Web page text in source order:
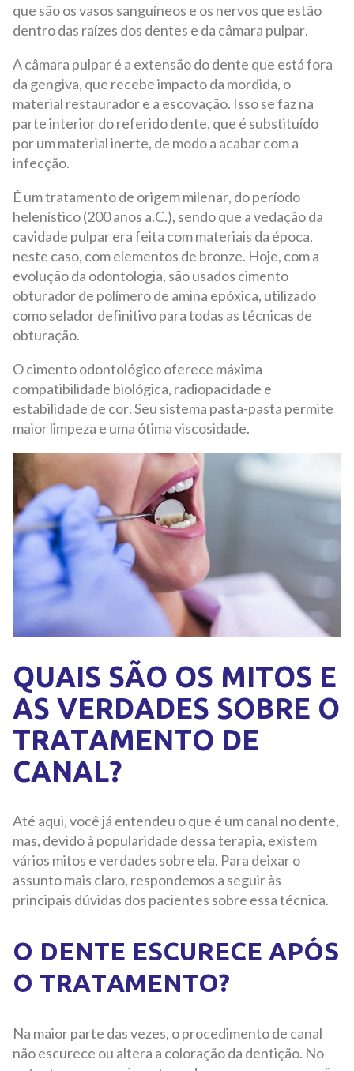
que são os vasos sanguíneos e os nervos que estão
dentro das raízes dos dentes e da câmara pulpar.
A câmara pulpar é a extensão do dente que está fora
da gengiva, que recebe impacto da mordida, o
material restaurador e a escovação. Isso se faz na
parte interior do referido dente, que é substituído
por um material inerte, de modo a acabar com a
infecção.
É um tratamento de origem milenar, do período
helenístico (200 anos a.C.), sendo que a vedação da
cavidade pulpar era feita com materiais da época,
neste caso, com elementos de bronze. Hoje, com a
evolução da odontologia, são usados cimento
obturador de polímero de amina epóxica, utilizado
como selador definitivo para todas as técnicas de
obturação.
O cimento odontológico oferece máxima
compatibilidade biológica, radiopacidade e
estabilidade de cor. Seu sistema pasta-pasta permite
maior limpeza e uma ótima viscosidade.
QUAIS SÃO OS MITOS E
AS VERDADES SOBRE O
TRATAMENTO DE
CANAL?
Até aqui, você já entendeu o que é um canal no dente,
mas, devido à popularidade dessa terapia, existem
vários mitos e verdades sobre ela. Para deixar o
assunto mais claro, respondemos a seguir às
principais dúvidas dos pacientes sobre essa técnica.
O DENTE ESCURECE APÓS
O TRATAMENTO?
Na maior parte das vezes, o procedimento de canal
não escurece ou altera a coloração da dentição. No